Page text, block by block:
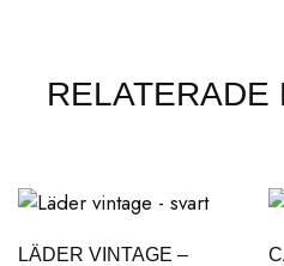
RELATERADE
LÄDER VINTAGE –